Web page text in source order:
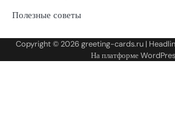
Полезные советы
Copyright © 2026greeting-cards.ru |
На платформе